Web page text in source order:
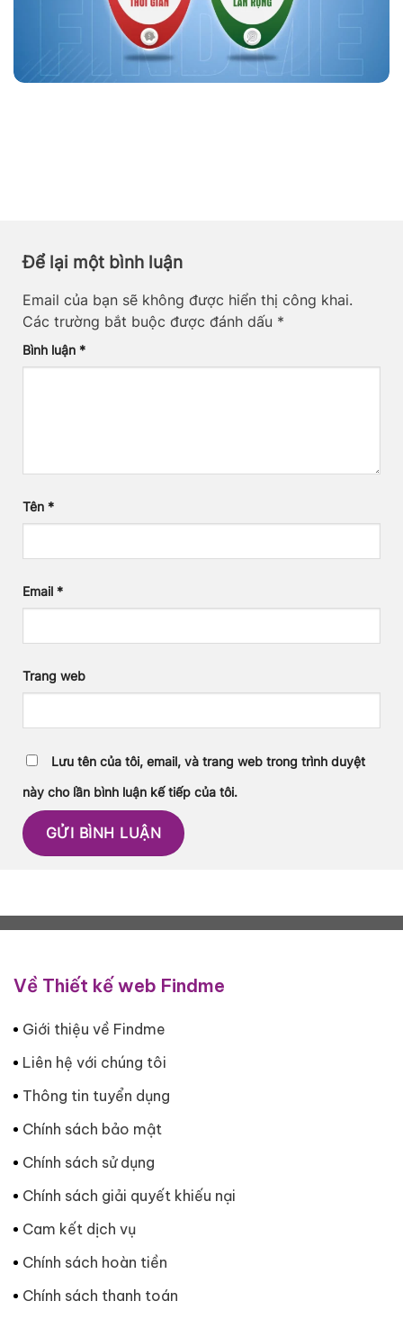
Để lại một bình luận
Email của bạn sẽ không được hiển thị công khai.
Các trường bắt buộc được đánh dấu *
Bình luận *
Tên *
Email *
Trang web
Lưu tên của tôi, email, và trang web trong trình duyệt
này cho lần bình luận kế tiếp của tôi.
Về Thiết kế web Findme
Giới thiệu về Findme
Liên hệ với chúng tôi
Thông tin tuyển dụng
Chính sách bảo mật
Chính sách sử dụng
Chính sách giải quyết khiếu nại
Cam kết dịch vụ
Chính sách hoàn tiền
Chính sách thanh toán